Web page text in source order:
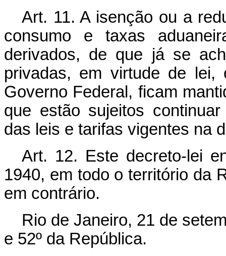
Art. 11. A isenção ou a
consumo e taxas
derivados, de que já se
privadas, em virtude de lei,
Governo Federal, ficam
que estão sujeitos
das leis e tarifas vigentes na
Art. 12. Este decreto-lei
1940, em todo o território da
em contrário.
Rio de Janeiro, 21 de
e 52º da República.